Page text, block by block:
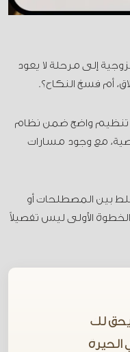
إلى مرحلة لا يعود
أم فسخ النكاح؟.
تنظيم واضح ضمن نظام
مع وجود مسارات
بين المصطلحات أو
الأولى ليس تفصيلاً
يحق لك
الحيرة